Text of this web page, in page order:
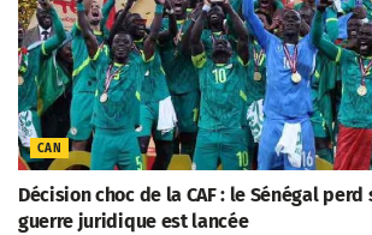
CAN
Décision choc de la CAF : le Sénégal
guerre juridique est lancée